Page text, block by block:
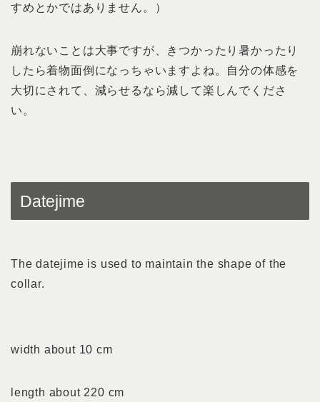
すめとかではありません。）
崩れないことは大事ですが、きつかったり暑かったり
したら着物面倒になっちゃいますよね。自分の体感を
大切にされて、減らせるなら減して楽しんでくださ
い。
Datejime
The datejime is used to maintain the shape of the
collar.
width about 10 cm
length about 220 cm